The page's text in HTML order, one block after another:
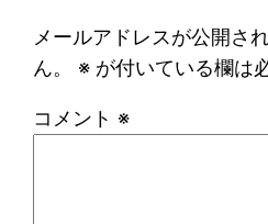
メールアドレスが公開さ
ん。
※ が付いている欄は
コメント ※